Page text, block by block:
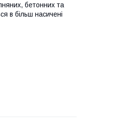
бетонних та
в більш насичені